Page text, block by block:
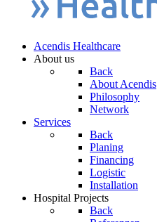
Acendis Healthcare
About us
Back
About Acendis
Philosophy
Network
Services
Back
Planing
Financing
Logistic
Installation
Hospital Projects
Back